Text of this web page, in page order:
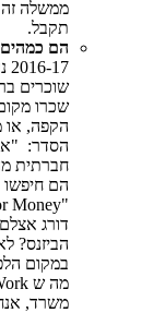
ממשלה זה
תקבל.
הם כמהים
שוכרים
שכרו
הקפה, או
הסדר:
הם
דורג
במקום
משרד,